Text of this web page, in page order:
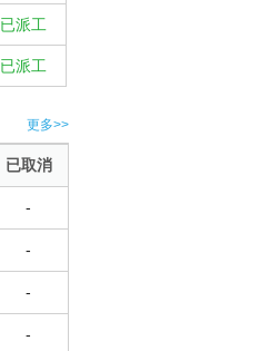
已派工
已派工
更多>>
已取消
-
-
-
-